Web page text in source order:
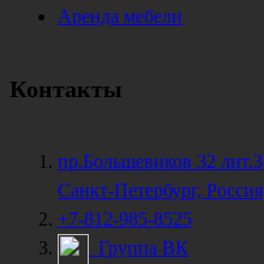
Аренда мебели
Контакты
пр.Большевиков 32 лит.З
Санкт-Петербург, Россия
+7-812-985-8525
Группа ВК